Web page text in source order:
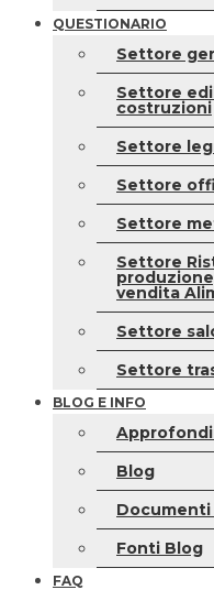
QUESTIONARIO
Settore
Settore
costruzioni
Settore
Settore
Settore
Settore
vendita
Settore
Settore
BLOG E INFO
Blog
Fonti Blog
FAQ